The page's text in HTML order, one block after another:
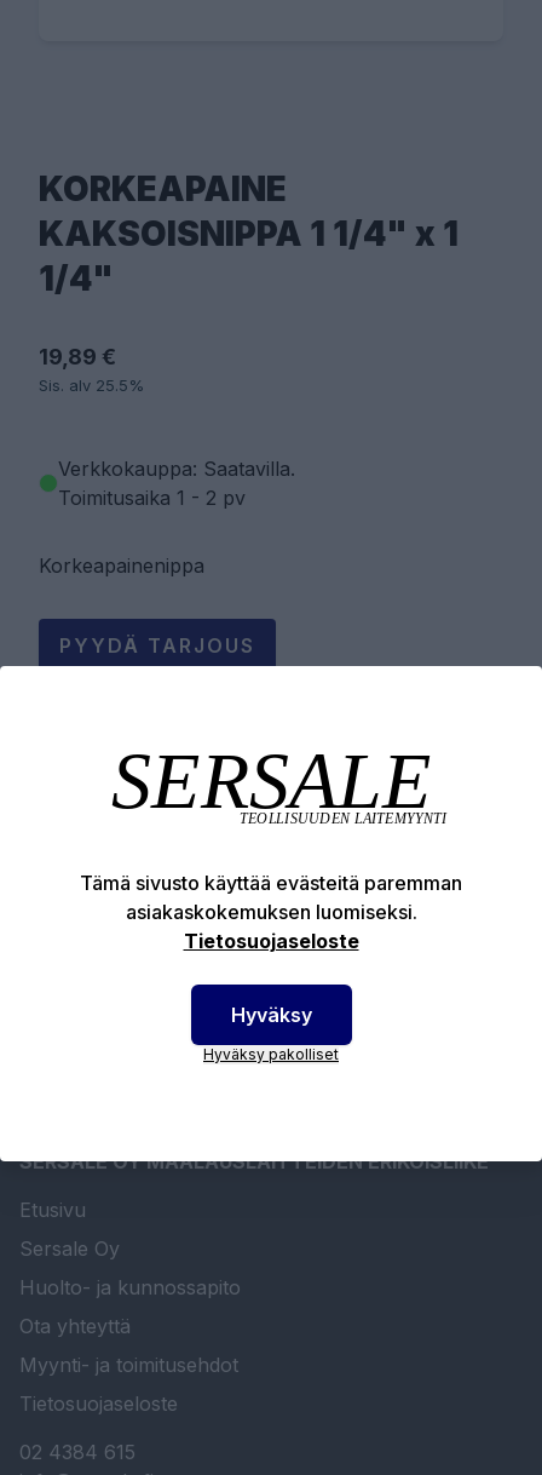
KORKEAPAINE
KAKSOISNIPPA 1 1/4" x 1
1/4"
19,89 €
Sis. alv 25.5%
Verkkokauppa: Saatavilla.
Toimitusaika 1 - 2 pv
Korkeapainenippa
PYYDÄ TARJOUS
Tekniset edut
SERSALE OY MAALAUSLAITTEIDEN ERIKOISLIIKE
Etusivu
Sersale Oy
Huolto- ja kunnossapito
Ota yhteyttä
Myynti- ja toimitusehdot
Tietosuojaseloste
02 4384 615
Tämä sivusto käyttää evästeitä paremman
asiakaskokemuksen luomiseksi.
Tietosuojaseloste
Hyväksy
Hyväksy pakolliset